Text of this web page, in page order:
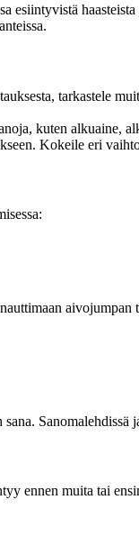
esiintyvistä
tarkastele
kuten alkuaine,
Kokeile eri
aivojumpan
ennen muita tai